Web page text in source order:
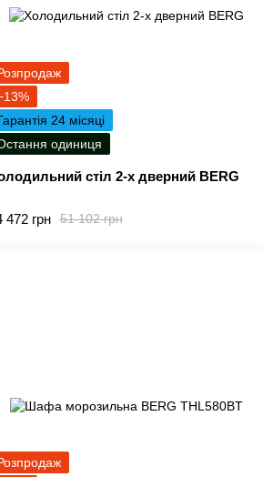
24 місяці
одиниця
стіл 2-х дверний BERG
51 102 грн
472 грн